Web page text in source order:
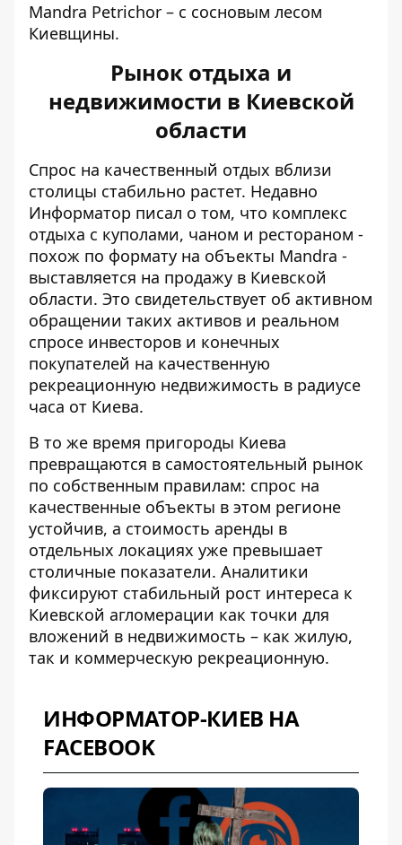
Mandra Petrichor – с сосновым лесом
Киевщины.
Рынок отдыха и
недвижимости в Киевской
области
Спрос на качественный отдых вблизи
столицы стабильно растет. Недавно
Информатор писал о том, что комплекс
отдыха с куполами, чаном и рестораном -
похож по формату на объекты Mandra -
выставляется на продажу в Киевской
области. Это свидетельствует об активном
обращении таких активов и реальном
спросе инвесторов и конечных
покупателей на качественную
рекреационную недвижимость в радиусе
часа от Киева.
В то же время пригороды Киева
превращаются в самостоятельный рынок
по собственным правилам: спрос на
качественные объекты в этом регионе
устойчив, а стоимость аренды в
отдельных локациях уже превышает
столичные показатели. Аналитики
фиксируют стабильный рост интереса к
Киевской агломерации как точки для
вложений в недвижимость – как жилую,
так и коммерческую рекреационную.
ИНФОРМАТОР-КИЕВ НА
FACEBOOK